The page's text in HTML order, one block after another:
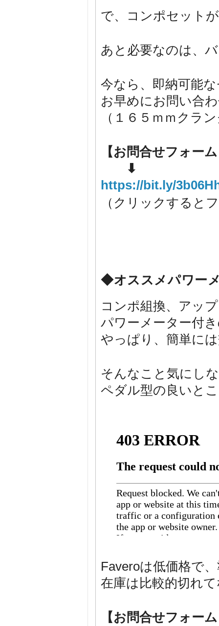
で、コンポセット
あと必要なのは、
今なら、即納可能
お早めにお問い合
（１６５ｍｍクラ
【お問合せフォー
⬇
https://bit.ly/
（クリックすると
◆オススメパワー
コンポ組換、アッ
パワーメーター付
やっぱり、簡単に
そんなこと気にし
ペダル型の良いと
Faveroは低価格で
在庫は比較的切れ
【お問合せフォー